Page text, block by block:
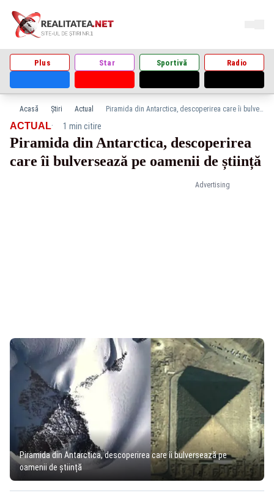
Plus Star Sportivă Radio
Acasă Știri Actual Piramida din Antarctica, descoperirea care îi bulversează pe oamenii de știință
Advertising
ACTUAL· 1 min citire
Piramida din Antarctica, descoperirea
care îi bulversează pe oamenii de știință
Piramida din Antarctica, descoperirea care îi bulversează pe
oamenii de știință